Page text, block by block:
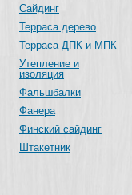
Сайдинг
Терраса дерево
Терраса ДПК и МПК
Утепление и
изоляция
Фальшбалки
Фанера
Финский сайдинг
Штакетник